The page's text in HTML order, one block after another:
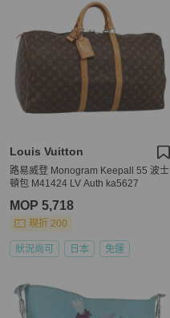
Louis Vuitton
路易威登 Monogram Keepall 55 波士
頓包 M41424 LV Auth ka5627
MOP 5,718
現折 200
狀況尚可 日本 免運